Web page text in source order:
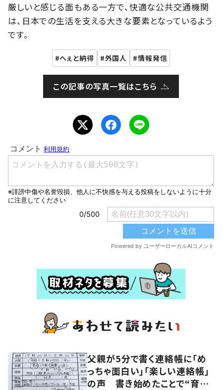
厳しいと感じる面もある一方で、快適な公共交通機関
は、日本での生活を支える大きな要素となっているよう
です。
へぇと納得 外国人 情報発信
この記事の写真一覧はこちら
父親が5分で書く連絡帳に「め
っちゃ面白い」「楽しい連絡帳」
の声 書き始めたことで“育児